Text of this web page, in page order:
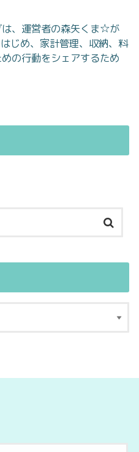
、運営者の森矢くま☆が
じめ、家計管理、収納、料
の行動をシェアするため